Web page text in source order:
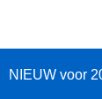
NIEUW voor